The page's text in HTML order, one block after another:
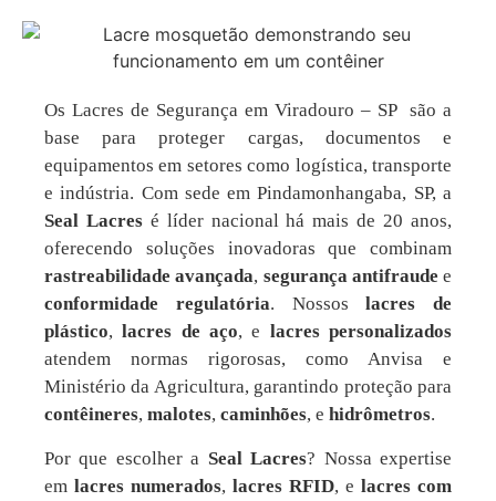
Os Lacres de Segurança em Viradouro – SP são a
base para proteger cargas, documentos e
equipamentos em setores como logística, transporte
e indústria. Com sede em Pindamonhangaba, SP, a
Seal Lacresé líder nacional há mais de 20 anos,
oferecendo soluções inovadoras que combinam
rastreabilidade avançada, segurança antifraude e
conformidade regulatória. Nossoslacres de
plástico,lacres de aço, e lacres personalizados
atendem normas rigorosas, como Anvisa e
Ministério da Agricultura, garantindo proteção para
contêineres, malotes, caminhões, e hidrômetros.
Por que escolher a Seal Lacres? Nossa expertise
em lacres numerados, lacres RFID, e lacres com